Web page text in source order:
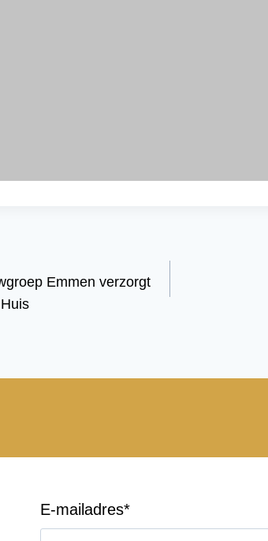
Emmen verzorgt
E-mailadres*